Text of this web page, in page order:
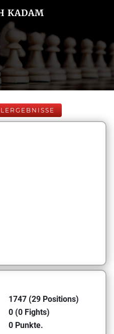
KADAM
1747 (29 Positions)
0 (0 Fights)
0 Punkte.